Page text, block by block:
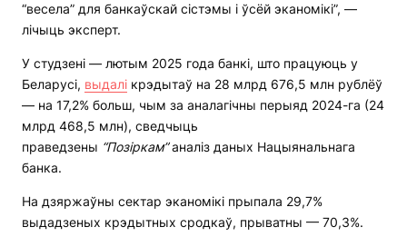
“весела” для банкаўскай сістэмы і ўсёй эканомікі”, —
лічыць эксперт.
У студзені — лютым 2025 года банкі, што працуюць у
Беларусі, выдалі крэдытаў на 28 млрд 676,5 млн рублёў
— на 17,2% больш, чым за аналагічны перыяд 2024-га (24
млрд 468,5 млн), сведчыць
праведзены “Позіркам”аналіз даных Нацыянальнага
банка.
На дзяржаўны сектар эканомікі прыпала 29,7%
выдадзеных крэдытных сродкаў, прыватны — 70,3%.